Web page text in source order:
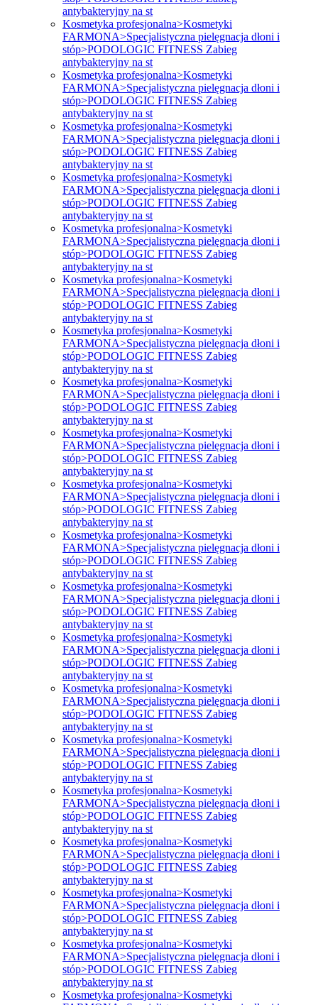
antybakteryjny na st
Kosmetyka profesjonalna>Kosmetyki
FARMONA>Specjalistyczna pielęgnacja dłoni i
stóp>PODOLOGIC FITNESS Zabieg
antybakteryjny na st
Kosmetyka profesjonalna>Kosmetyki
FARMONA>Specjalistyczna pielęgnacja dłoni i
stóp>PODOLOGIC FITNESS Zabieg
antybakteryjny na st
Kosmetyka profesjonalna>Kosmetyki
FARMONA>Specjalistyczna pielęgnacja dłoni i
stóp>PODOLOGIC FITNESS Zabieg
antybakteryjny na st
Kosmetyka profesjonalna>Kosmetyki
FARMONA>Specjalistyczna pielęgnacja dłoni i
stóp>PODOLOGIC FITNESS Zabieg
antybakteryjny na st
Kosmetyka profesjonalna>Kosmetyki
FARMONA>Specjalistyczna pielęgnacja dłoni i
stóp>PODOLOGIC FITNESS Zabieg
antybakteryjny na st
Kosmetyka profesjonalna>Kosmetyki
FARMONA>Specjalistyczna pielęgnacja dłoni i
stóp>PODOLOGIC FITNESS Zabieg
antybakteryjny na st
Kosmetyka profesjonalna>Kosmetyki
FARMONA>Specjalistyczna pielęgnacja dłoni i
stóp>PODOLOGIC FITNESS Zabieg
antybakteryjny na st
Kosmetyka profesjonalna>Kosmetyki
FARMONA>Specjalistyczna pielęgnacja dłoni i
stóp>PODOLOGIC FITNESS Zabieg
antybakteryjny na st
Kosmetyka profesjonalna>Kosmetyki
FARMONA>Specjalistyczna pielęgnacja dłoni i
stóp>PODOLOGIC FITNESS Zabieg
antybakteryjny na st
Kosmetyka profesjonalna>Kosmetyki
FARMONA>Specjalistyczna pielęgnacja dłoni i
stóp>PODOLOGIC FITNESS Zabieg
antybakteryjny na st
Kosmetyka profesjonalna>Kosmetyki
FARMONA>Specjalistyczna pielęgnacja dłoni i
stóp>PODOLOGIC FITNESS Zabieg
antybakteryjny na st
Kosmetyka profesjonalna>Kosmetyki
FARMONA>Specjalistyczna pielęgnacja dłoni i
stóp>PODOLOGIC FITNESS Zabieg
antybakteryjny na st
Kosmetyka profesjonalna>Kosmetyki
FARMONA>Specjalistyczna pielęgnacja dłoni i
stóp>PODOLOGIC FITNESS Zabieg
antybakteryjny na st
Kosmetyka profesjonalna>Kosmetyki
FARMONA>Specjalistyczna pielęgnacja dłoni i
stóp>PODOLOGIC FITNESS Zabieg
antybakteryjny na st
Kosmetyka profesjonalna>Kosmetyki
FARMONA>Specjalistyczna pielęgnacja dłoni i
stóp>PODOLOGIC FITNESS Zabieg
antybakteryjny na st
Kosmetyka profesjonalna>Kosmetyki
FARMONA>Specjalistyczna pielęgnacja dłoni i
stóp>PODOLOGIC FITNESS Zabieg
antybakteryjny na st
Kosmetyka profesjonalna>Kosmetyki
FARMONA>Specjalistyczna pielęgnacja dłoni i
stóp>PODOLOGIC FITNESS Zabieg
antybakteryjny na st
Kosmetyka profesjonalna>Kosmetyki
FARMONA>Specjalistyczna pielęgnacja dłoni i
stóp>PODOLOGIC FITNESS Zabieg
antybakteryjny na st
Kosmetyka profesjonalna>Kosmetyki
FARMONA>Specjalistyczna pielęgnacja dłoni i
stóp>PODOLOGIC FITNESS Zabieg
antybakteryjny na st
Kosmetyka profesjonalna>Kosmetyki